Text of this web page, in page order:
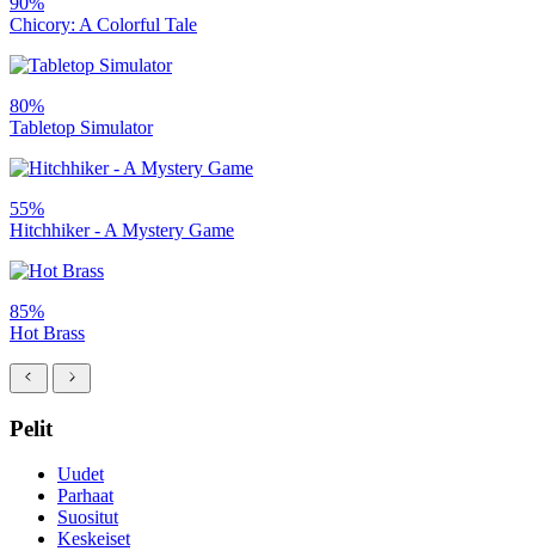
Chicory: A Colorful Tale
80%
Tabletop Simulator
55%
Hitchhiker - A Mystery Game
85%
Hot Brass
Pelit
Uudet
Parhaat
Suositut
Keskeiset